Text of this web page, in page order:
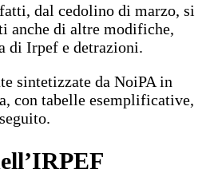
dal cedolino di marzo, si
anche di altre modifiche,
di Irpef e detrazioni.
sintetizzate da NoiPA in
con tabelle esemplificative,